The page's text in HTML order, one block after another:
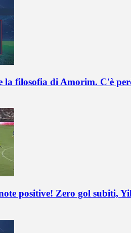
la filosofia di Amorim. C'è
positive! Zero gol subiti,